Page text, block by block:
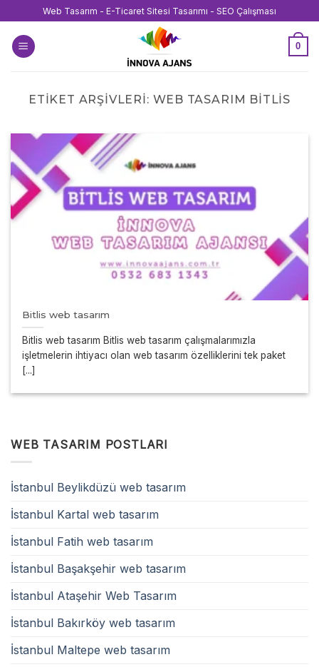
atla
Web Tasarım - E-Ticaret Sitesi Tasarımı - SEO Çalışması
0
ETIKET ARŞIVLERI: WEB TASARIM BITLIS
Bitlis web tasarım
Bitlis web tasarım Bitlis web tasarım çalışmalarımızla
işletmelerin ihtiyacı olan web tasarım özelliklerini tek paket
[...]
WEB TASARIM POSTLARI
İstanbul Beylikdüzü web tasarım
İstanbul Kartal web tasarım
İstanbul Fatih web tasarım
İstanbul Başakşehir web tasarım
İstanbul Ataşehir Web Tasarım
İstanbul Bakırköy web tasarım
İstanbul Maltepe web tasarım